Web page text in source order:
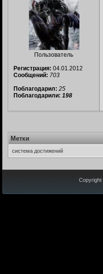
Пользователь
Регистрация: 04.01.2012
Сообщений: 703
Поблагодарил: 25
Поблагодарили: 198
Метки
система достижений